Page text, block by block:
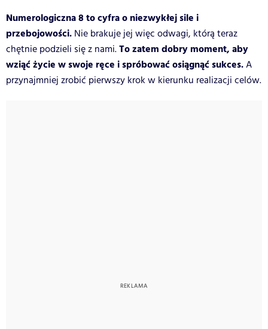
Numerologiczna 8 to cyfra o niezwykłej sile i
przebojowości. Nie brakuje jej więc odwagi, którą teraz
chętnie podzieli się z nami.To zatem dobry moment, aby
wziąć życie w swoje ręce i spróbować osiągnąć sukces.A
przynajmniej zrobić pierwszy krok w kierunku realizacji celów.